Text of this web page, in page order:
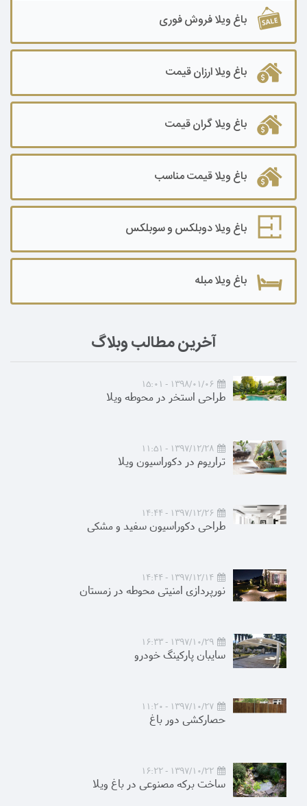
باغ ویلا فروش فوری
باغ ویلا ارزان قیمت
باغ ویلا گران قیمت
باغ ویلا قیمت مناسب
باغ ویلا دوبلکس و سوبلکس
باغ ویلا مبله
آخرین مطالب وبلاگ
1398/01/06 - 15:01
طراحی استخر در محوطه ویلا
1397/12/28 - 11:51
تراریوم در دکوراسیون ویلا
1397/12/26 - 14:44
طراحی دکوراسیون سفید و مشکی
1397/12/14 - 14:44
نورپردازی امنیتی محوطه در زمستان
1397/10/29 - 16:33
سایبان پارکینگ خودرو
1397/10/27 - 11:20
حصارکشی دور باغ
1397/10/22 - 16:22
ساخت برکه مصنوعی در باغ ویلا